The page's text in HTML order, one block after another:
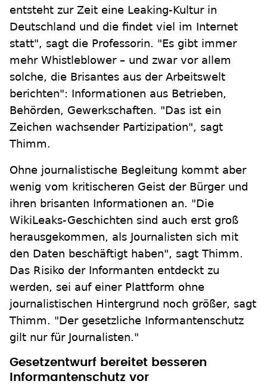
entsteht zur Zeit eine Leaking-Kultur in
Deutschland und die findet viel im Internet
statt", sagt die Professorin. "Es gibt immer
mehr Whistleblower – und zwar vor allem
solche, die Brisantes aus der Arbeitswelt
berichten": Informationen aus Betrieben,
Behörden, Gewerkschaften. "Das ist ein
Zeichen wachsender Partizipation", sagt
Thimm.
Ohne journalistische Begleitung kommt aber
wenig vom kritischeren Geist der Bürger und
ihren brisanten Informationen an. "Die
WikiLeaks-Geschichten sind auch erst groß
herausgekommen, als Journalisten sich mit
den Daten beschäftigt haben", sagt Thimm.
Das Risiko der Informanten entdeckt zu
werden, sei auf einer Plattform ohne
journalistischen Hintergrund noch größer, sagt
Thimm. "Der gesetzliche Informantenschutz
gilt nur für Journalisten."
Gesetzentwurf bereitet besseren
Informantenschutz vor